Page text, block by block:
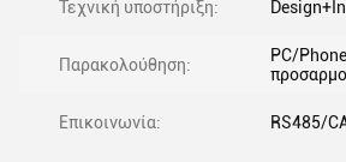
Τεχνική υποστήριξη:
Παρακολούθηση:
PC/
Επικοινωνία: RS485/